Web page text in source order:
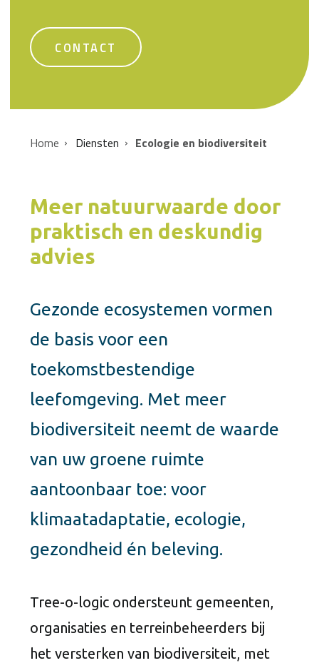
CONTACT
Home Diensten Ecologie en biodiversiteit
Meer natuurwaarde door
praktisch en deskundig
advies
Gezonde ecosystemen vormen
de basis voor een
toekomstbestendige
leefomgeving. Met meer
biodiversiteit neemt de waarde
van uw groene ruimte
aantoonbaar toe: voor
klimaatadaptatie, ecologie,
gezondheid én beleving.
Tree-o-logic ondersteunt gemeenten,
organisaties en terreinbeheerders bij
het versterken van biodiversiteit, met